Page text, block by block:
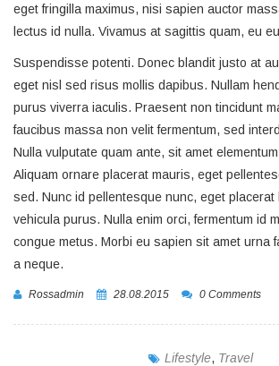
eget fringilla maximus, nisi sapien auctor
lectus id nulla. Vivamus at sagittis quam, eu
Suspendisse potenti. Donec blandit justo at
eget nisl sed risus mollis dapibus. Nullam
purus viverra iaculis. Praesent non tincidunt
faucibus massa non velit fermentum, sed
Nulla vulputate quam ante, sit amet
Aliquam ornare placerat mauris, eget
sed. Nunc id pellentesque nunc, eget placerat
vehicula purus. Nulla enim orci, fermentum id
congue metus. Morbi eu sapien sit amet urna
a neque.
Rossadmin 28.08.2015 0 Comments
Lifestyle, Travel